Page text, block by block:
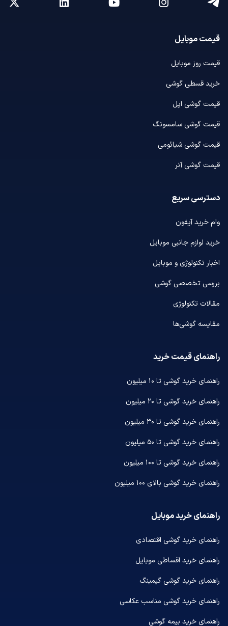
قیمت موبایل
قیمت روز موبایل
خرید قسطی گوشی
قیمت گوشی اپل
قیمت گوشی سامسونگ
قیمت گوشی شیائومی
قیمت گوشی آنر
دسترسی سریع
وام خرید آیفون
خرید لوازم جانبی موبایل
اخبار تکنولوژی و موبایل
بررسی تخصصی گوشی
مقالات تکنولوژی
مقایسه گوشی‌ها
راهنمای قیمت خرید
راهنمای خرید گوشی تا ۱۰ میلیون
راهنمای خرید گوشی تا ۲۰ میلیون
راهنمای خرید گوشی تا ۳۰ میلیون
راهنمای خرید گوشی تا ۵۰ میلیون
راهنمای خرید گوشی تا ۱۰۰ میلیون
راهنمای خرید گوشی بالای ۱۰۰ میلیون
راهنمای خرید موبایل
راهنمای خرید گوشی اقتصادی
راهنمای خرید اقساطی موبایل
راهنمای خرید گوشی گیمینگ
راهنمای خرید گوشی مناسب عکاسی
راهنمای خرید بیمه گوشی